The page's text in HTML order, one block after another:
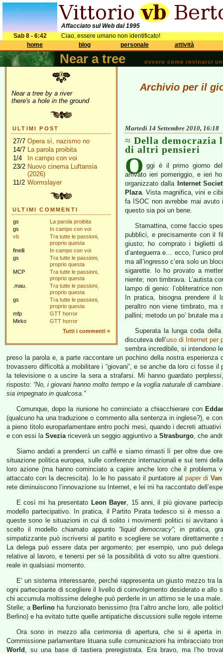
Affacciato sul Web dal 1995
Sab 8 - 6:42
Ciao, essere umano non identificato!
home
blog personale attività
Near a tree ovvero come rovinarsi
Near a tree by a river
there's a hole in the ground
ULTIMI POST
27/7 Opera sì, nazismo no
14/7 La parola proibita
1/4
In campo con voi
23/2 Nuovo cinema Luftansia
(2026)
11/2 Wormslayer
ULTIMI COMMENTI
gs
La parola proibita
gs
In campo con voi
vb
Tra tutte le passioni,
proprio questa
finelli
In campo con voi
gs
Tra tutte le passioni,
proprio questa
MCP
Tra tutte le passioni,
proprio questa
.mau.
Tra tutte le passioni,
proprio questa
gs
Tra tutte le passioni,
proprio questa
mfp
GTT horror
Mirko
GTT horror
Tutti i commenti »
Archivio per il
Martedì 14 Settembre 2010, 16:18
Della democrazia
di altri pensieri
O ggi è il primo giorno
arrivato ieri pomeriggio, e ieri
organizzato dalla Internet
Plaza. Vista magnifica, vini e
fa ISOC non avrebbe mai
questo sia poi un bene.
Stamattina, come faccio
pubblici, e precisamente con il
giusto; ho comprato i biglietti
d’anteguerra e… ecco, l’unico
ma all’ingresso c’era solo un
sigarette. Io ho provato a
niente; non timbrava. L’autista
lampo di genio: l’obliteratrice
In pratica, bisogna prendere
peraltro non viene timbrato,
pallini; metodo un po’ brutale
Superata la lunga coda
discuteva dell’uso di Internet per
sembra incredibile, si intendono
preso la parola e, a parte raccontare un pochino della nostra esperienza
trovassero difficoltà a mobilitare i “giovani”, e se anche da loro ci fosse
la televisione o a uscire la sera a strafarsi. Mi hanno guardato
risposto: “No, i giovani hanno molto tempo e la voglia naturale di
sia impegnato in qualcosa.”
Comunque, dopo la riunione ho cominciato a chiacchierare con
(qualcuno ha una traduzione o commento alla sentenza in inglese?), e
a pieno titolo europarlamentare entro pochi mesi, quando i decreti
e con essi la Sveziariceverà un seggio aggiuntivo a Strasburgo, che
Siamo andati a prenderci un caffé e siamo rimasti lì per oltre due
situazione politica europea, sulle conferenze internazionali e sui temi
loro azione (ma hanno cominciato a capire anche loro che il
attaccato con la decrescita). Io le ho passato il puntatore al paper di
rete diminuiscono l’innovazione su Internet, e lei mi ha raccontato
E così mi ha presentato Leon Bayer, 15 anni, il più giovane
modello partecipativo. In pratica, il Partito Pirata tedesco si è messo
queste sono le situazioni in cui di solito i movimenti politici si avvitano
scelto il modello chiamato appunto “liquid democracy”; in pratica,
simpatizzante può iscriversi al partito e scegliere se votare
La delega può essere data per argomento; per esempio, uno può
relative al lavoro, e tenersi per sé la possibilità di voto su altre
reale in qualsiasi momento.
E’ un sistema interessante, perché rappresenta un giusto mezzo tra
ogni partecipante di scegliere il livello di coinvolgimento desiderato e allo
chi accumula moltissime deleghe può perderle in un attimo se le usa
Stelle; a Berlino ha funzionato benissimo (tra l’altro anche loro, alle
Berlino) e ha evitato tutte quelle antipatiche discussioni sulle regole
Ora sono in mezzo alla cerimonia di apertura, che si è aperta in
Commissione parlamentare lituana sulle comunicazioni ha imbracciato
World , su una base di tastiera preregistrata. Era bravo, ma l’ho